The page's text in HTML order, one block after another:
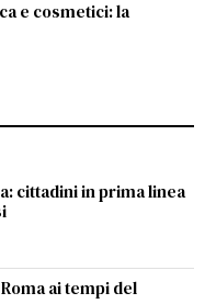
e cosmetici: la
cittadini in prima linea
ai tempi del